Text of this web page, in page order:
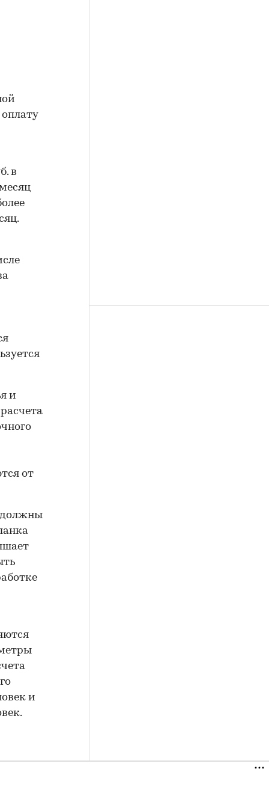
в
и
от
должны
и